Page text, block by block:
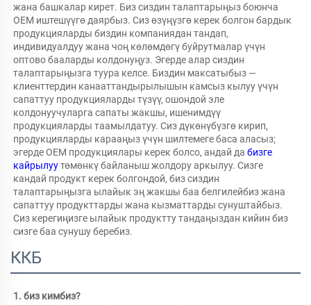
жана башкалар кирет. Биз сиздин талаптарыңыз боюнча
OEM иштешүүгө даярбыз. Сиз өзүңүзгө керек болгон бардык
продукцияларды биздин компаниядан тандап,
индивидуалдуу жана чоң көлөмдөгү буйрутмалар үчүн
оптово бааларды колдонуңуз. Эгерде алар сиздин
талаптарыңызга туура келсе. Биздин максатыбыз —
клиенттердин канааттандырылышын камсыз кылуу үчүн
сапаттуу продукцияларды түзүү, ошондой эле
колдонуучуларга сапаты жакшы, ишенимдүү
продукцияларды таамылдатуу. Сиз дүкөнүбүзгө кирип,
продукцияларды карааңыз үчүн шилтемеге баса аласыз;
эгерде OEM продукциялары керек болсо, андай да бизге
кайрылуу төмөнкү байланыш жолдору аркылуу. Сизге
кандай продукт керек болгондой, биз сиздин
талаптарыңызга ылайык эң жакшы баа белгилейбиз жана
сапаттуу продукттарды жана кызматтарды сунуштайбыз.
Сиз керегиңизге ылайык продуктту тандаңыздан кийин биз
сизге баа сунушу беребиз.
ККБ
1. биз кимбиз?